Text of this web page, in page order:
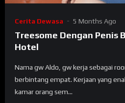
Cerita Dewasa 5 Months Ago
Treesome Dengan Penis
Hotel
Nama gw Aldo, gw kerja sebagai
berbintang empat. Kerjaan yang
kamar orang sem...